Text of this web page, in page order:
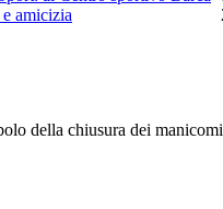
amicizia
della chiusura dei manicomi